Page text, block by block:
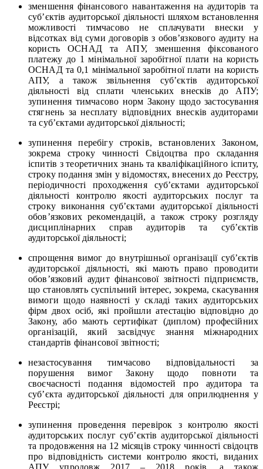
зменшення фінансового навантаження на аудиторів та
суб’єктів аудиторської діяльності шляхом встановлення
можливості тимчасово не сплачувати внески у
відсотках від суми договорів з обов’язкового аудиту на
користь ОСНАД та АПУ, зменшення фіксованого
платежу до 1 мінімальної заробітної плати на користь
ОСНАД та 0,1 мінімальної заробітної плати на користь
АПУ, а також звільнення суб’єктів аудиторської
діяльності від сплати членських внесків до АПУ;
зупинення тимчасово норм Закону щодо застосування
стягнень за несплату відповідних внесків аудиторами
та суб’єктами аудиторської діяльності;
зупинення перебігу строків, встановлених Законом,
зокрема строку чинності Свідоцтва про складання
іспитів з теоретичних знань та кваліфікаційного іспиту,
строку подання змін у відомостях, внесених до Реєстру,
періодичності проходження суб’єктами аудиторської
діяльності контролю якості аудиторських послуг та
строку виконання суб’єктами аудиторської діяльності
обов’язкових рекомендацій, а також строку розгляду
дисциплінарних справ аудиторів та суб’єктів
аудиторської діяльності;
спрощення вимог до внутрішньої організації суб’єктів
аудиторської діяльності, які мають право проводити
обов’язковий аудит фінансової звітності підприємств,
що становлять суспільний інтерес, зокрема, скасування
вимоги щодо наявності у складі таких аудиторських
фірм двох осіб, які пройшли атестацію відповідно до
Закону, або мають сертифікат (диплом) професійних
організацій, який засвідчує знання міжнародних
стандартів фінансової звітності;
незастосування тимчасово відповідальності за
порушення вимог Закону щодо повноти та
своєчасності подання відомостей про аудитора та
суб’єкта аудиторської діяльності для оприлюднення у
Реєстрі;
зупинення проведення перевірок з контролю якості
аудиторських послуг суб’єктів аудиторської діяльності
та продовження на 12 місяців строку чинності свідоцтв
про відповідність системи контролю якості, виданих
АПУ упродовж 2017 – 2018 років, а також